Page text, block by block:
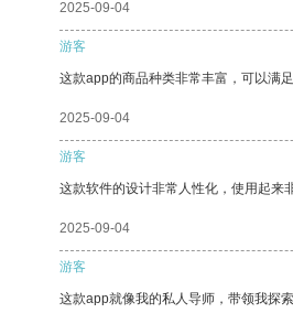
2025-09-04
游客
这款app的商品种类非常丰富，可以满
2025-09-04
游客
这款软件的设计非常人性化，使用起来
2025-09-04
游客
这款app就像我的私人导师，带领我探索